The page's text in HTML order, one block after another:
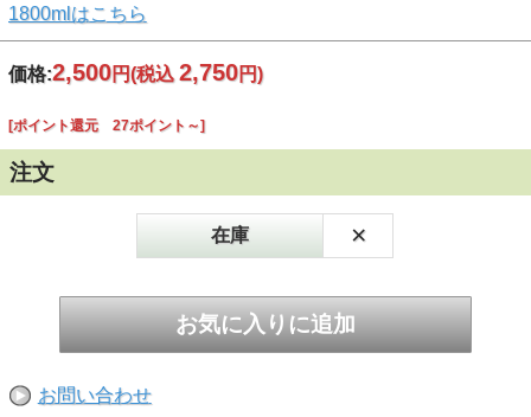
1800mlはこちら
価格:2,500円(税込 2,750円)
[ポイント還元 27ポイント～]
注文
在庫 ×
お問い合わせ